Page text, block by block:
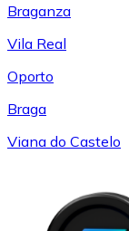
Braganza
Vila Real
Oporto
Braga
Viana do Castelo